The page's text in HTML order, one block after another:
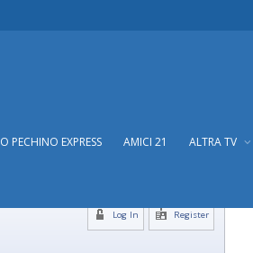
PECHINO EXPRESS AMICI 21 ALTRA TV
Register
Log In